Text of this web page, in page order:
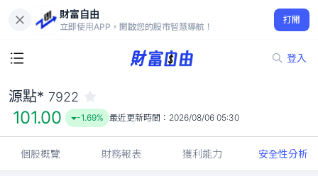
財富自由
立即使用APP，開啟您的股市智慧導航！
打開
登入
101.00
-1.69%
源點* 7922
101.00 -1.69% 最近更新時間： 2026/08/06 05:30
個股概覽 財務報表 獲利能力 安全性分析